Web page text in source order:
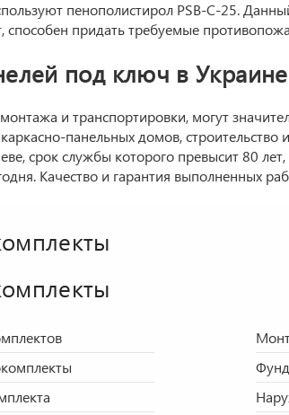
пенополистирол PSB-C-25.
способен придать требуемые
под ключ в Украине
и транспортировки, могут
панельных домов, строительство
срок службы которого превысит 80
Качество и гарантия выполненных